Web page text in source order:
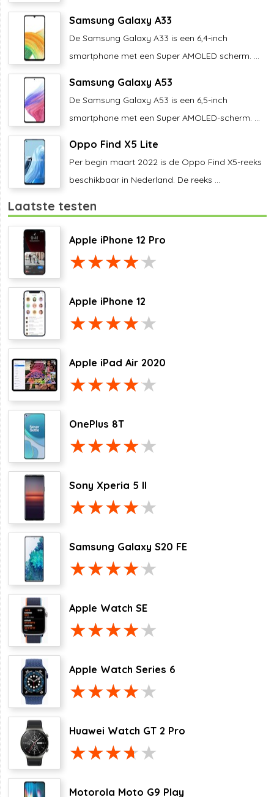
Samsung Galaxy A33
De Samsung Galaxy A33 is een 6,4-inch
smartphone met een Super AMOLED scherm. ...
Samsung Galaxy A53
De Samsung Galaxy A53 is een 6,5-inch
smartphone met een Super AMOLED-scherm. ...
Oppo Find X5 Lite
Per begin maart 2022 is de Oppo Find X5-reeks
beschikbaar in Nederland. De reeks ...
Laatste testen
Apple iPhone 12 Pro
Apple iPhone 12
Apple iPad Air 2020
OnePlus 8T
Sony Xperia 5 II
Samsung Galaxy S20 FE
Apple Watch SE
Apple Watch Series 6
Huawei Watch GT 2 Pro
Motorola Moto G9 Play